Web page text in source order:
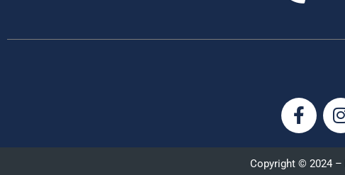
Copyright © 2024 –